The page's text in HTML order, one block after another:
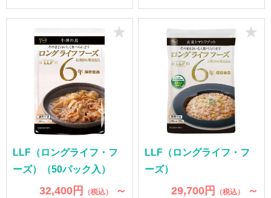
LLF（ロングライフ・フ
ーズ）（50パック入）
32,400円 （税込）
～
★
LLF（ロングライフ・フ
ーズ）
29,700円 （税込）
～
★